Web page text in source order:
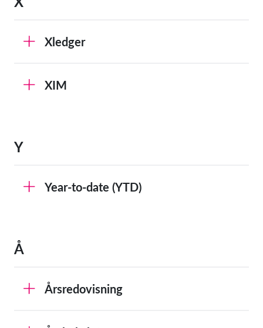
Xledger
XIM
Y
Year-to-date (YTD)
Å
Årsredovisning